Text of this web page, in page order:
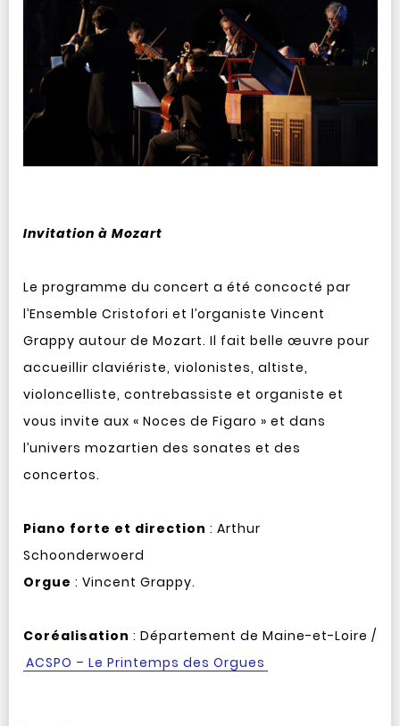
Invitation à Mozart
Le programme du concert a été concocté par
l’Ensemble Cristofori et l’organiste Vincent
Grappy autour de Mozart. Il fait belle œuvre pour
accueillir claviériste, violonistes, altiste,
violoncelliste, contrebassiste et organiste et
vous invite aux « Noces de Figaro » et dans
l’univers mozartien des sonates et des
concertos.
Piano forte et direction : Arthur
Schoonderwoerd
Orgue : Vincent Grappy.
Coréalisation : Département de Maine-et-Loire /
ACSPO – Le Printemps des Orgues